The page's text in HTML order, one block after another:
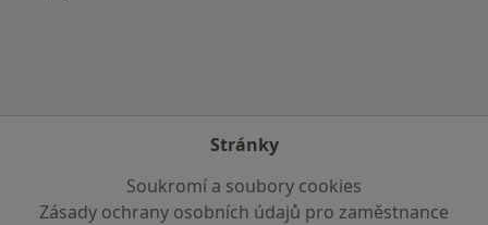
Stránky
Soukromí a soubory cookies
Zásady ochrany osobních údajů pro zaměstnance